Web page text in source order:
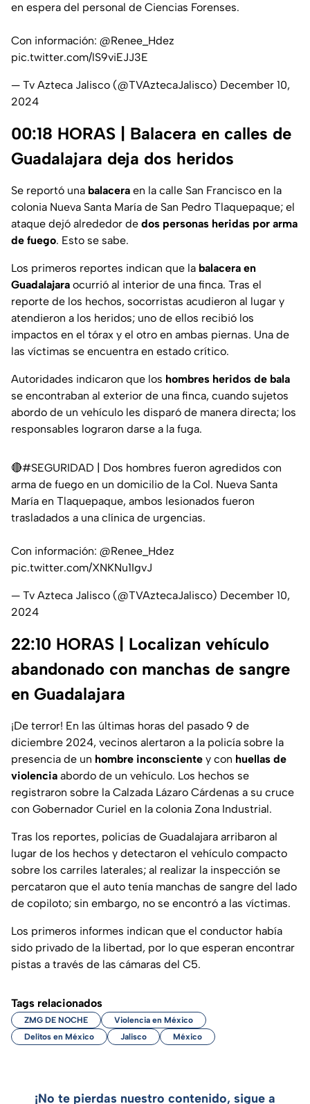
en espera del personal de Ciencias Forenses.
Con información: @Renee_Hdez
pic.twitter.com/lS9viEJJ3E
— Tv Azteca Jalisco (@TVAztecaJalisco) December 10,
2024
00:18 HORAS | Balacera en calles de
Guadalajara deja dos heridos
Se reportó una balacera en la calle San Francisco en la
colonia Nueva Santa María de San Pedro Tlaquepaque; el
ataque dejó alrededor de dos personas heridas por arma
de fuego. Esto se sabe.
Los primeros reportes indican que la balacera en
Guadalajara ocurrió al interior de una finca. Tras el
reporte de los hechos, socorristas acudieron al lugar y
atendieron a los heridos; uno de ellos recibió los
impactos en el tórax y el otro en ambas piernas. Una de
las víctimas se encuentra en estado crítico.
Autoridades indicaron que los hombres heridos de bala
se encontraban al exterior de una finca, cuando sujetos
abordo de un vehículo les disparó de manera directa; los
responsables lograron darse a la fuga.
🔴#SEGURIDAD | Dos hombres fueron agredidos con
arma de fuego en un domicilio de la Col. Nueva Santa
María en Tlaquepaque, ambos lesionados fueron
trasladados a una clínica de urgencias.
Con información: @Renee_Hdez
pic.twitter.com/XNKNu1IgvJ
— Tv Azteca Jalisco (@TVAztecaJalisco) December 10,
2024
22:10 HORAS | Localizan vehículo
abandonado con manchas de sangre
en Guadalajara
¡De terror! En las últimas horas del pasado 9 de
diciembre 2024, vecinos alertaron a la policía sobre la
presencia de un hombre inconsciente y con huellas de
violencia abordo de un vehículo. Los hechos se
registraron sobre la Calzada Lázaro Cárdenas a su cruce
con Gobernador Curiel en la colonia Zona Industrial.
Tras los reportes, policías de Guadalajara arribaron al
lugar de los hechos y detectaron el vehículo compacto
sobre los carriles laterales; al realizar la inspección se
percataron que el auto tenía manchas de sangre del lado
de copiloto; sin embargo, no se encontró a las víctimas.
Los primeros informes indican que el conductor había
sido privado de la libertad, por lo que esperan encontrar
pistas a través de las cámaras del C5.
Tags relacionados
ZMG DE NOCHE
Violencia en México
Delitos en México
Jalisco México
¡No te pierdas nuestro contenido, sigue a